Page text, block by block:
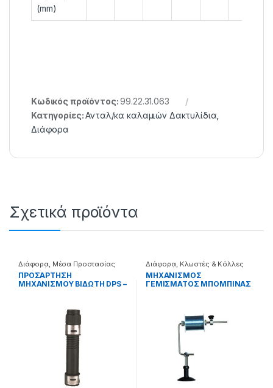
(mm)
Κωδικός προϊόντος:99.22.31.063
Κατηγορίες:Ανταλ/κα καλαμιών Δακτυλίδια
Διάφορα
Σχετικά προϊόντα
Διάφορα Μέσα Προστασίας
Καλαμιών
ΠΡΟΣΑΡΤΗΣΗ
ΜΗΧΑΝΙΣΜΟΥ ΒΙΔΩΤΗ DPS –
Διάφορα Κλωστές & Κόλλες
Επισκευής
ΜΗΧΑΝΙΣΜΟΣ
ΓΕΜΙΣΜΑΤΟΣ ΜΠΟΜΠΙΝΑΣ